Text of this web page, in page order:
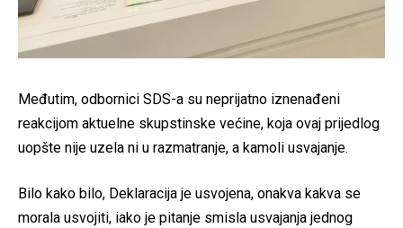
Međutim, odbornici SDS-a su neprijatno iznenađeni
reakcijom aktuelne skupstinske većine, koja ovaj prijedlog
uopšte nije uzela ni u razmatranje, a kamoli usvajanje.
Bilo kako bilo, Deklaracija je usvojena, onakva kakva se
morala usvojiti, iako je pitanje smisla usvajanja jednog